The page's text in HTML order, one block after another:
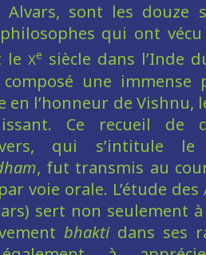
Alvars, sont les douze
qui ont
le xe siècle dans l’Inde
une immense
en l’honneur de Vishnu,
Ce recueil de
qui s’intitule
, fut transmis au
voie orale. L’étude des
sert non seulement
bhaktidans ses